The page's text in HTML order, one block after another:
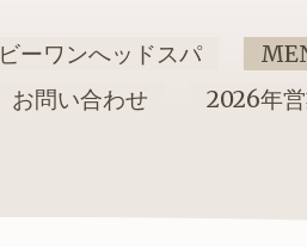
ビーワンへッドスパ
お問い合わせ 2026年